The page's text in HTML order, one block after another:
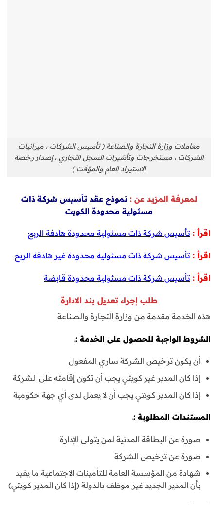
معاملات وزارة التجارة والصناعة ( تأسيس الشركات ، ميزانيات
الشركات ، مستخرجات وتأشيرات السجل التجاري ، إصدار رخصة
الاستيراد العام والمؤقت )
لمعرفة المزيد عن : نموذج عقد تأسيس شركة ذات
مسئولية محدودة الكويت
اقرأ : تأسيس شركة ذات مسئولية محدودة هادفة الربح
اقرأ : تأسيس شركة ذات مسئولية محدودة غير هادفة الربح
اقرأ : تأسيس شركة ذات مسئولية محدودة قابضة
طلب إجراء تعديل بند الادارة
هذه الخدمة مقدمة من وزارة التجارة والصناعة
الشروط الواجبة للحصول على الخدمة :ـ
أن يكون ترخيص الشركة ساري المفعول
إذا كان المدير غير كويتي يجب أن تكون إقامته على الشركة
إذا كان المدير كويتي يجب أن لا يعمل لدى أي جهة حكومية
المستندات المطلوبة :ـ
صورة عن البطاقة المدنية لمن يتولى الإدارة
صورة عن ترخيص الشركة
شهادة من المؤسسة العامة للتأمينات الاجتماعية ما يفيد
بأن المدير الجديد غير موظف بالدولة (إذا كان المدير كويتي)